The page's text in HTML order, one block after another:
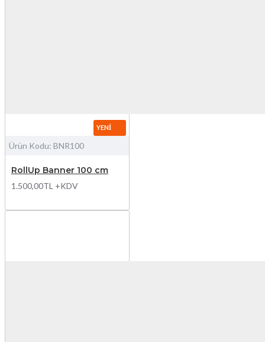
YENI
Ürün Kodu: BNR100
RollUp Banner 100 cm
1.500,00TL +KDV